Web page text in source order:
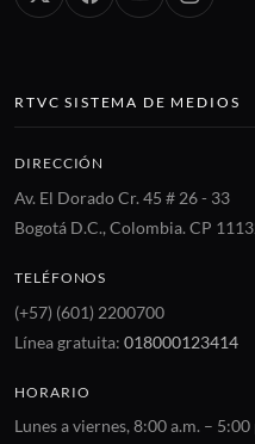
RTVC SISTEMA DE MEDIOS
DIRECCIÓN
Av. El Dorado Cr. 45 # 26 - 33
Bogotá D.C., Colombia. CP
TELÉFONOS
(+57) (601) 2200700
Línea gratuita: 018000123414
HORARIO
Lunes a viernes, 8:00 a.m. – 5:00